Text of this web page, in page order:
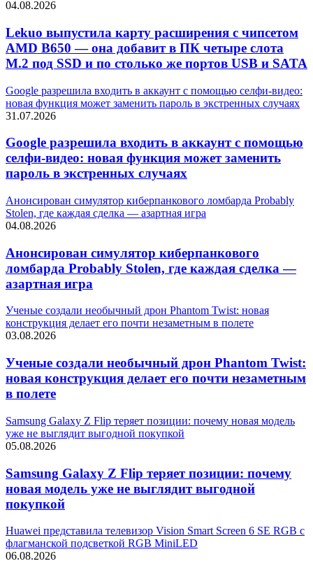
04.08.2026
Lekuo выпустила карту расширения с чипсетом
AMD B650 — она добавит в ПК четыре слота
M.2 под SSD и по столько же портов USB и SATA
Google разрешила входить в аккаунт с помощью селфи-видео:
новая функция может заменить пароль в экстренных случаях
31.07.2026
Google разрешила входить в аккаунт с помощью
селфи-видео: новая функция может заменить
пароль в экстренных случаях
Анонсирован симулятор киберпанкового ломбарда Probably
Stolen, где каждая сделка — азартная игра
04.08.2026
Анонсирован симулятор киберпанкового
ломбарда Probably Stolen, где каждая сделка —
азартная игра
Ученые создали необычный дрон Phantom Twist: новая
конструкция делает его почти незаметным в полете
03.08.2026
Ученые создали необычный дрон Phantom Twist:
новая конструкция делает его почти незаметным
в полете
Samsung Galaxy Z Flip теряет позиции: почему новая модель
уже не выглядит выгодной покупкой
05.08.2026
Samsung Galaxy Z Flip теряет позиции: почему
новая модель уже не выглядит выгодной
покупкой
Huawei представила телевизор Vision Smart Screen 6 SE RGB с
флагманской подсветкой RGB MiniLED
06.08.2026